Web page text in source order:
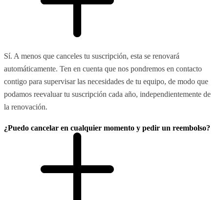
Sí. A menos que canceles tu suscripción, esta se renovará
automáticamente. Ten en cuenta que nos pondremos en contacto
contigo para supervisar las necesidades de tu equipo, de modo que
podamos reevaluar tu suscripción cada año, independientemente de
la renovación.
¿Puedo cancelar en cualquier momento y pedir un reembolso?